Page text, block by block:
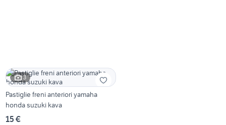
3
Pastiglie freni anteriori yamaha
honda suzuki kava
15 €